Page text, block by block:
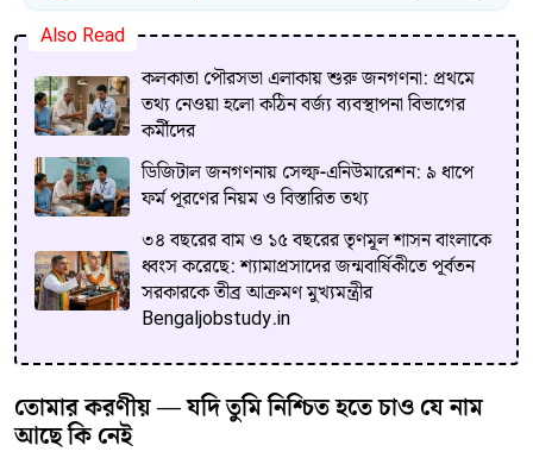
Also Read
কলকাতা পৌরসভা এলাকায় শুরু জনগণনা: প্রথমে
তথ্য নেওয়া হলো কঠিন বর্জ্য ব্যবস্থাপনা বিভাগের
কর্মীদের
ডিজিটাল জনগণনায় সেল্ফ-এনিউমারেশন: ৯ ধাপে
ফর্ম পূরণের নিয়ম ও বিস্তারিত তথ্য
৩৪ বছরের বাম ও ১৫ বছরের তৃণমূল শাসন বাংলাকে
ধ্বংস করেছে: শ্যামাপ্রসাদের জন্মবার্ষিকীতে পূর্বতন
সরকারকে তীব্র আক্রমণ মুখ্যমন্ত্রীর
Bengaljobstudy.in
তোমার করণীয় — যদি তুমি নিশ্চিত হতে চাও যে নাম
আছে কি নেই